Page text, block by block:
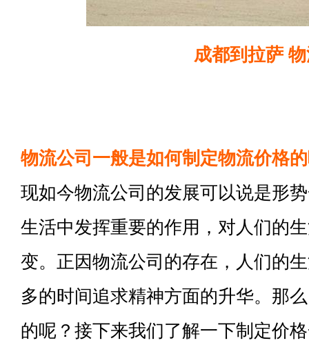
成都到拉萨
物流公司一般是如何制定物流价格
现如今物流公司的发展可以说是形
生活中发挥重要的作用，对人们的
变。正因物流公司的存在，人们的
多的时间追求精神方面的升华。那
的呢？接下来我们了解一下制定价